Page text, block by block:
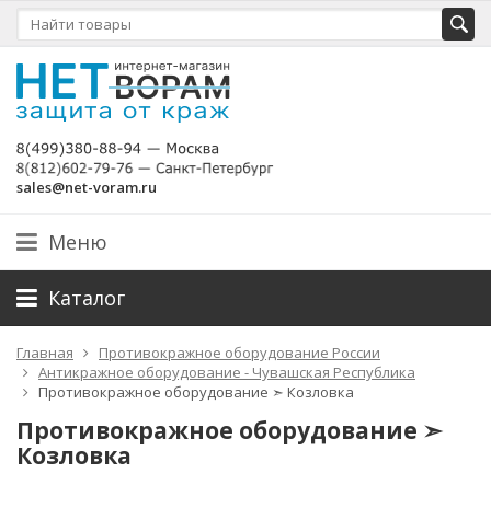
sales@net-voram.ru
Меню
Каталог
Главная
Противокражное оборудование России
Антикражное оборудование - Чувашская Республика
Противокражное оборудование ➣ Козловка
Противокражное оборудование ➣
Козловка